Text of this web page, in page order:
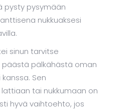
pysty pysymään
nukkuaksesi
sinun tarvitse
pälkähästä oman
Sen
tai nukkumaan on
hyvä vaihtoehto, jos